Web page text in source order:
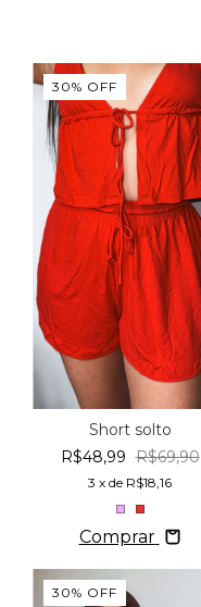
30% OFF
Short solto
R$48,99 R$69,90
3 x de R$18,16
Comprar
30% OFF